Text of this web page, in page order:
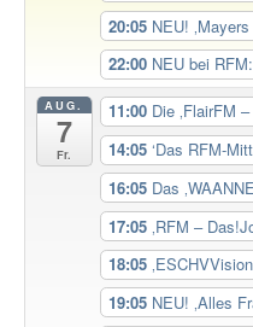
20:05 NEU!
22:00 NEU bei
AUG.
7
Fr.
11:00 Die ‚FlairFM
14:05 ‘Das RFM-
16:05 Das
17:05 ‚RFM –
18:05
19:05 NEU! ‚Alles